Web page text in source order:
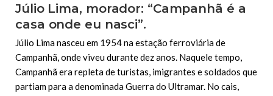
Júlio Lima, morador: “Campanhã é a
casa onde eu nasci”.
Júlio Lima nasceu em 1954 na estação ferroviária de
Campanhã, onde viveu durante dez anos. Naquele tempo,
Campanhã era repleta de turistas, imigrantes e soldados que
partiam para a denominada Guerra do Ultramar. No cais,